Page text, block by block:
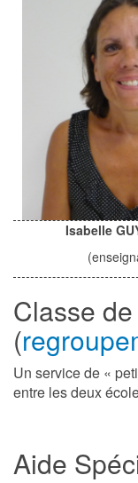
Isabelle
Classe
(
Un service de «
entre les deux
Aide